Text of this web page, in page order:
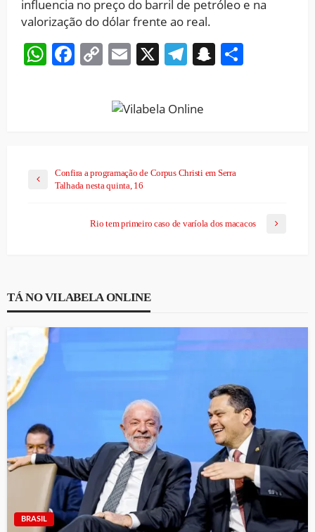
influencia no preço do barril de petróleo e na
valorização do dólar frente ao real.
WhatsApp
Facebook
CopyEmail
X Telegram
Snapchat
Confira a programação de Corpus Christi em Serra
Talhada nesta quinta, 16
Rio tem primeiro caso de varíola dos macacos
TÁ NO VILABELA ONLINE
BRASIL